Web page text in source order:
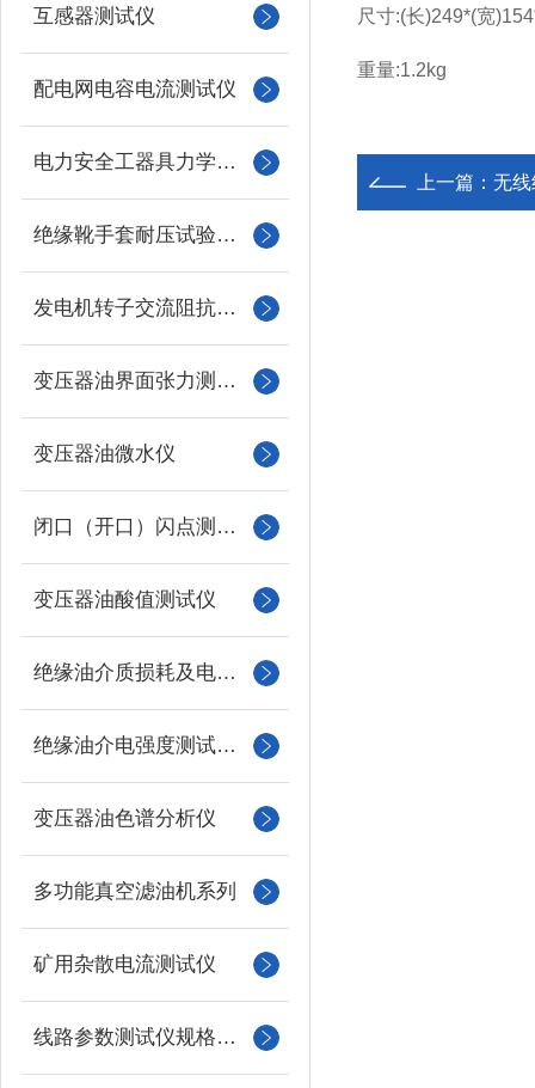
互感器测试仪
配电网电容电流测试仪
电力安全工器具力学性能试验机
绝缘靴手套耐压试验装置
发电机转子交流阻抗测试仪
变压器油界面张力测试仪
变压器油微水仪
闭口（开口）闪点测定仪
变压器油酸值测试仪
绝缘油介质损耗及电阻率测试仪
绝缘油介电强度测试仪系列
变压器油色谱分析仪
多功能真空滤油机系列
矿用杂散电流测试仪
线路参数测试仪规格型号
尺寸:(长)249*(宽
重量:1.2kg
上一篇： 无